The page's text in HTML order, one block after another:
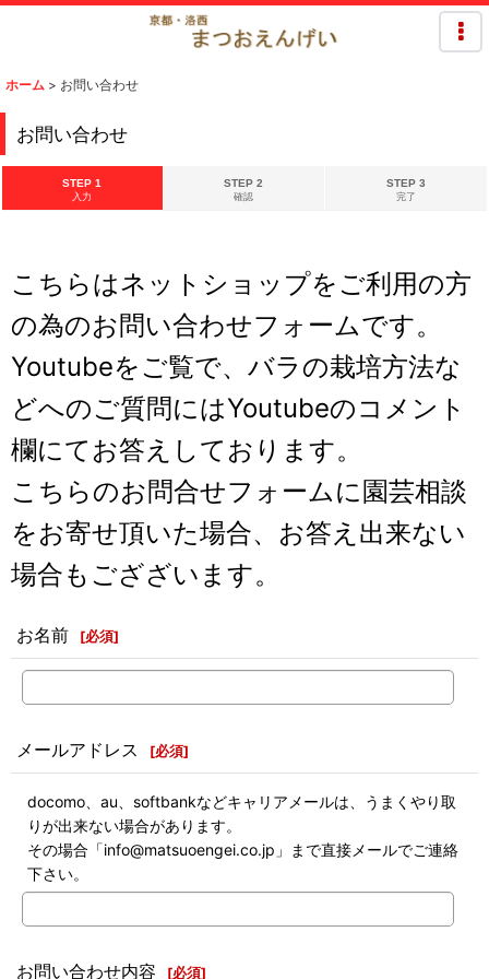
ホーム > お問い合わせ
お問い合わせ
STEP 1
入力
STEP 2
確認
STEP 3
完了
こちらはネットショップをご利用の方
の為のお問い合わせフォームです。
Youtubeをご覧で、バラの栽培方法な
どへのご質問にはYoutubeのコメント
欄にてお答えしております。
こちらのお問合せフォームに園芸相談
をお寄せ頂いた場合、お答え出来ない
場合もござざいます。
お名前 [必須]
メールアドレス [必須]
docomo、au、softbankなどキャリアメールは、うまくやり取
りが出来ない場合があります。
その場合「info@matsuoengei.co.jp」まで直接メールでご連絡
下さい。
お問い合わせ内容 [必須]